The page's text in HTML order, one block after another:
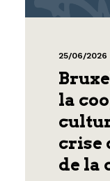
25/06/2026
la
crise
de la